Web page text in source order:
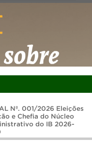
Reunindo Saberes
Nº. 001/2026 Eleições
e Chefia do Núcleo
do IB 2026-